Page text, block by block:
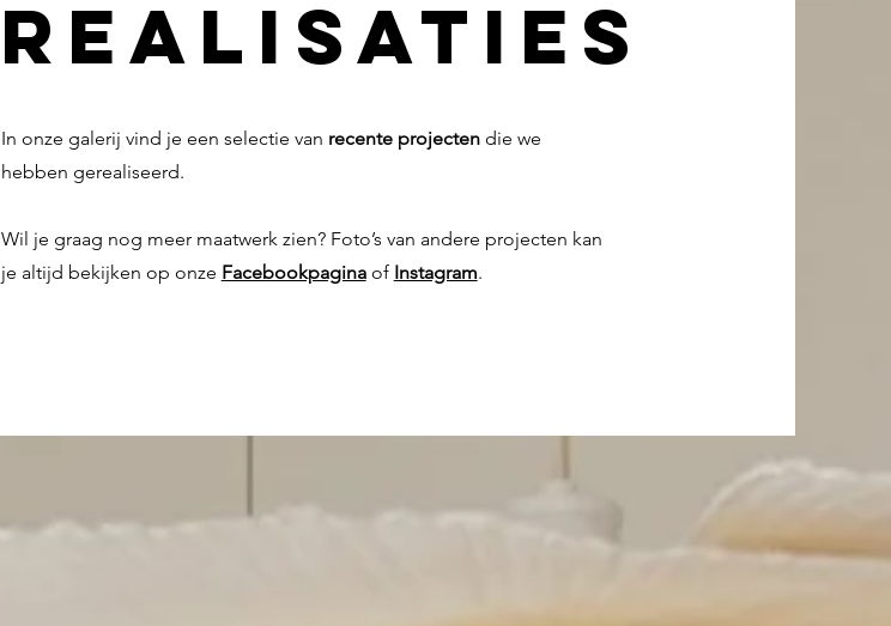
realisaties
In onze galerij vind je een selectie van recente projectendie we
hebben gerealiseerd.
Wil je graag nog meer maatwerk zien? Foto’s van andere projecten kan
je altijd bekijken op onze Facebookpaginaof Instagram.